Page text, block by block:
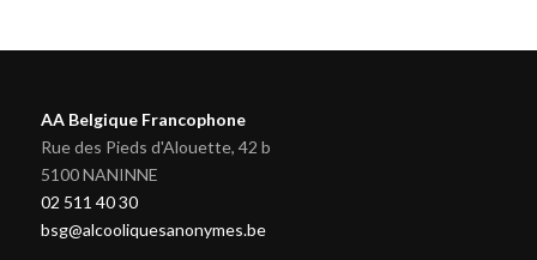
AA Belgique Francophone
Rue des Pieds d'Alouette, 42 b
5100 NANINNE
02 511 40 30
bsg@alcooliquesanonymes.be